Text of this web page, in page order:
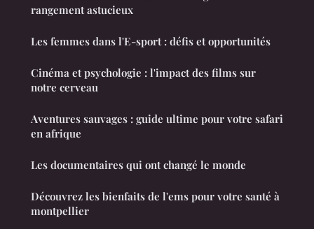
rangement astucieux
Les femmes dans l'E-sport : défis et opportunités
Cinéma et psychologie : l'impact des films sur
notre cerveau
Aventures sauvages : guide ultime pour votre safari
en afrique
Les documentaires qui ont changé le monde
Découvrez les bienfaits de l'ems pour votre santé à
montpellier